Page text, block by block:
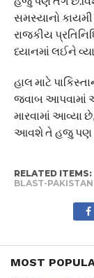
સમસ્યાનો
રાજકીય
ધ્યાનમાં લઈને
હાલ માટે
જવાબ આપવામાં
મારવામાં આવ્યા
આવશે તે હજુ પણ
RELATED ITEMS:
BLAST-
MOST